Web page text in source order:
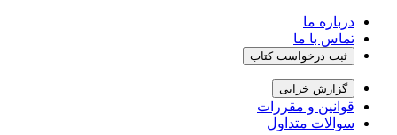
درباره ما
تماس با ما
ثبت درخواست کتاب
گزارش خرابی
قوانین و مقررات
سوالات متداول